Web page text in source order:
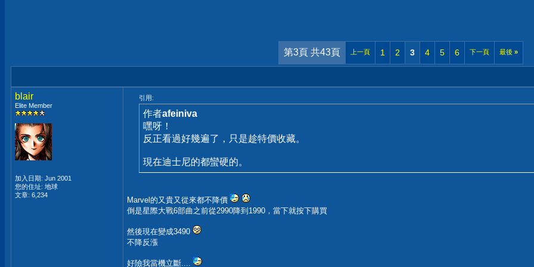
第3頁 共43頁 上一頁 1 2 3 4 5 6 下一頁 最後 »
blair
Elite Member
加入日期: Jun 2001
您的住址: 地球
文章: 6,234
引用:
作者afeiniva
嘿呀！
反正看過好幾遍了，只是趁特價收藏。
現在迪士尼的都蠻硬的。
Marvel的又貴又從來都不降價
倒是星際大戰6部曲之前從2990降到1990，當下就按下購買
然後現在變成3490
不降反漲
好險我當機立斷....